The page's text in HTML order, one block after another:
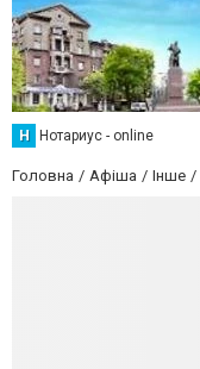
Н Нотариус - online
Головна Афіша Інше